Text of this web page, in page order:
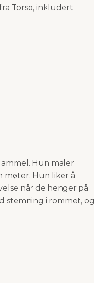
Torso, inkludert
Hun maler
møter. Hun liker å
når de henger på
stemning i rommet, og